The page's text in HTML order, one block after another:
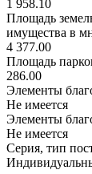
1 958.10
Площадь
имущества в
4 377.00
Площадь
286.00
Элементы
Не имеется
Элементы
Не имеется
Серия, тип